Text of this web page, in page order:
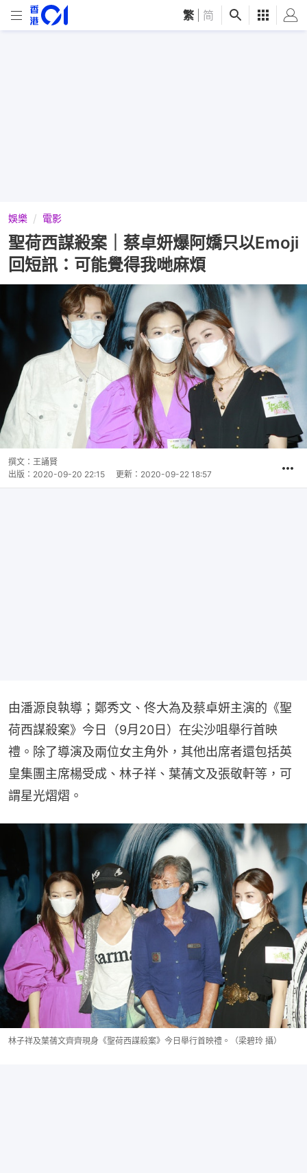
繁 简
娛樂 電影
聖荷西謀殺案｜蔡卓妍爆阿嬌只以Emoji
回短訊：可能覺得我哋麻煩
撰文： 王誦賢
出版： 2020-09-20 22:15 更新： 2020-09-22 18:57
由潘源良執導；鄭秀文、佟大為及蔡卓妍主演的《聖
荷西謀殺案》今日（9月20日）在尖沙咀舉行首映
禮。除了導演及兩位女主角外，其他出席者還包括英
皇集團主席楊受成、林子祥、葉蒨文及張敬軒等，可
謂星光熠熠。
林子祥及葉蒨文齊齊現身《聖荷西謀殺案》今日舉行首映禮。（梁碧玲 攝）